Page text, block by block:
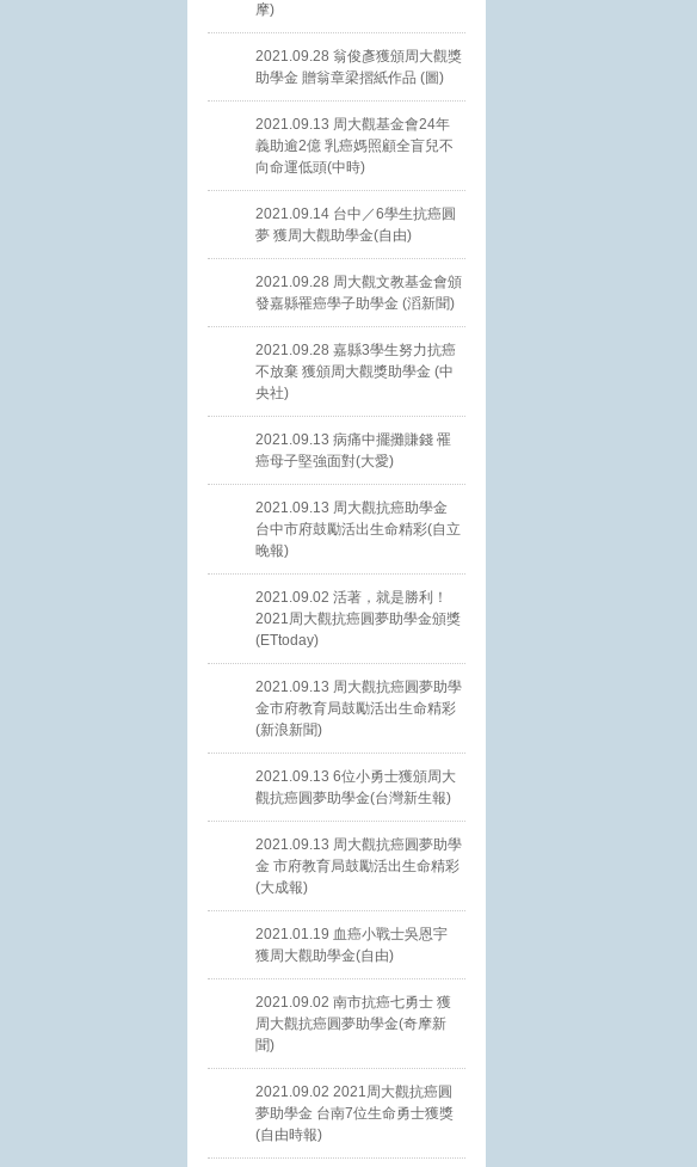
摩)
2021.09.28 翁俊彥獲頒周大觀獎
助學金 贈翁章梁摺紙作品 (圖)
2021.09.13 周大觀基金會24年
義助逾2億 乳癌媽照顧全盲兒不
向命運低頭(中時)
2021.09.14 台中／6學生抗癌圓
夢 獲周大觀助學金(自由)
2021.09.28 周大觀文教基金會頒
發嘉縣罹癌學子助學金 (滔新聞)
2021.09.28 嘉縣3學生努力抗癌
不放棄 獲頒周大觀獎助學金 (中
央社)
2021.09.13 病痛中擺攤賺錢 罹
癌母子堅強面對(大愛)
2021.09.13 周大觀抗癌助學金
台中市府鼓勵活出生命精彩(自立
晚報)
2021.09.02 活著，就是勝利！
2021周大觀抗癌圓夢助學金頒獎
(ETtoday)
2021.09.13 周大觀抗癌圓夢助學
金市府教育局鼓勵活出生命精彩
(新浪新聞)
2021.09.13 6位小勇士獲頒周大
觀抗癌圓夢助學金(台灣新生報)
2021.09.13 周大觀抗癌圓夢助學
金 市府教育局鼓勵活出生命精彩
(大成報)
2021.01.19 血癌小戰士吳恩宇
獲周大觀助學金(自由)
2021.09.02 南市抗癌七勇士 獲
周大觀抗癌圓夢助學金(奇摩新
聞)
2021.09.02 2021周大觀抗癌圓
夢助學金 台南7位生命勇士獲獎
(自由時報)